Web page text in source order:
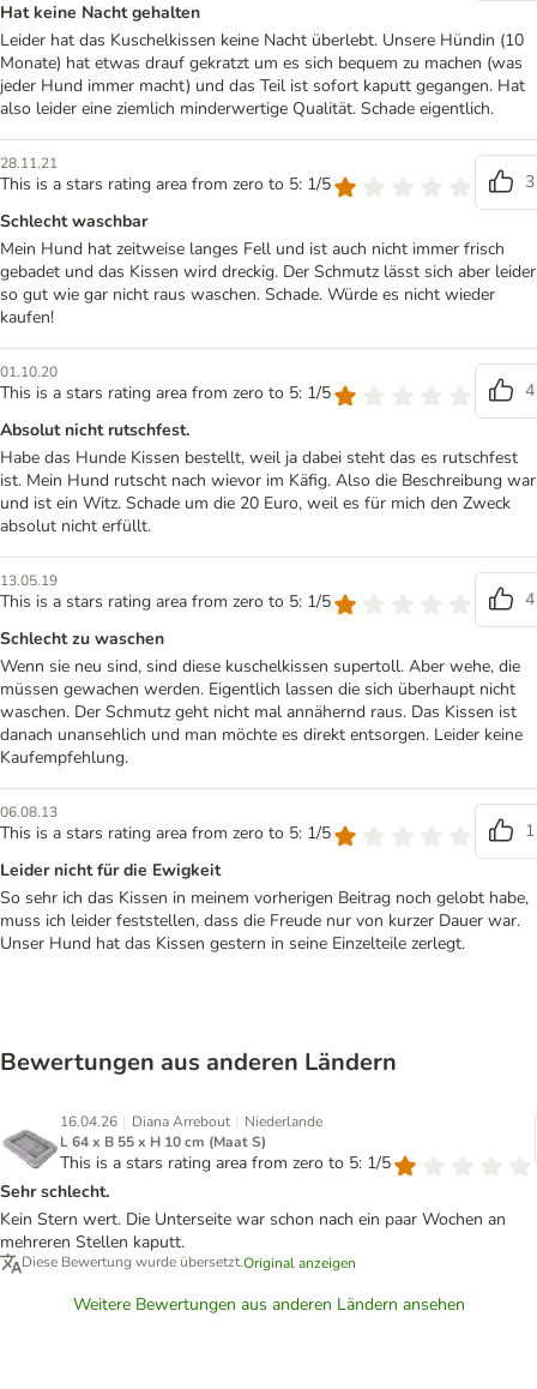
Hat keine Nacht gehalten
Leider hat das Kuschelkissen keine Nacht überlebt. Unsere Hündin (10
Monate) hat etwas drauf gekratzt um es sich bequem zu machen (was
jeder Hund immer macht) und das Teil ist sofort kaputt gegangen. Hat
also leider eine ziemlich minderwertige Qualität. Schade eigentlich.
28.11.21
This is a stars rating area from zero to 5: 1/5
3
Schlecht waschbar
Mein Hund hat zeitweise langes Fell und ist auch nicht immer frisch
gebadet und das Kissen wird dreckig. Der Schmutz lässt sich aber leider
so gut wie gar nicht raus waschen. Schade. Würde es nicht wieder
kaufen!
01.10.20
This is a stars rating area from zero to 5: 1/5
4
Absolut nicht rutschfest.
Habe das Hunde Kissen bestellt, weil ja dabei steht das es rutschfest
ist. Mein Hund rutscht nach wievor im Käfig. Also die Beschreibung war
und ist ein Witz. Schade um die 20 Euro, weil es für mich den Zweck
absolut nicht erfüllt.
13.05.19
This is a stars rating area from zero to 5: 1/5
4
Schlecht zu waschen
Wenn sie neu sind, sind diese kuschelkissen supertoll. Aber wehe, die
müssen gewachen werden. Eigentlich lassen die sich überhaupt nicht
waschen. Der Schmutz geht nicht mal annähernd raus. Das Kissen ist
danach unansehlich und man möchte es direkt entsorgen. Leider keine
Kaufempfehlung.
06.08.13
This is a stars rating area from zero to 5: 1/5
1
Leider nicht für die Ewigkeit
So sehr ich das Kissen in meinem vorherigen Beitrag noch gelobt habe,
muss ich leider feststellen, dass die Freude nur von kurzer Dauer war.
Unser Hund hat das Kissen gestern in seine Einzelteile zerlegt.
Bewertungen aus anderen Ländern
16.04.26 | Diana Arrebout | Niederlande
L 64 x B 55 x H 10 cm (Maat S)
This is a stars rating area from zero to 5: 1/5
Sehr schlecht.
Kein Stern wert. Die Unterseite war schon nach ein paar Wochen an
mehreren Stellen kaputt.
Diese Bewertung wurde übersetzt.Original anzeigen
Weitere Bewertungen aus anderen Ländern ansehen